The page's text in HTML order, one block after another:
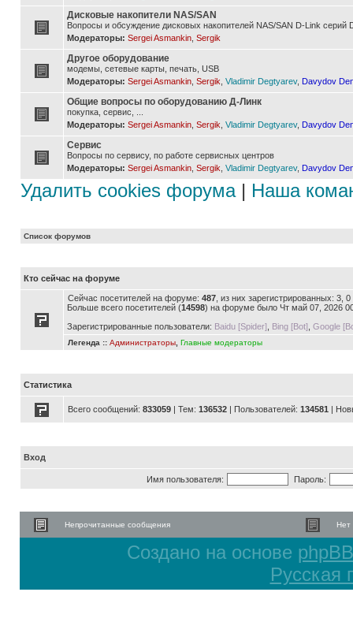
Дисковые накопители NAS/SAN
Вопросы и обсуждение дисковых накопителей NAS/SAN D-Link серий
Модераторы: Sergei Asmankin Sergik
Другое оборудование
модемы, сетевые карты, печать, USB
Модераторы: Sergei Asmankin Sergik Vladimir Degtyarev, Davydov
Общие вопросы по оборудованию Д-Линк
покупка, сервис, ...
Модераторы: Sergei Asmankin Sergik Vladimir Degtyarev, Davydov
Сервис
Вопросы по сервису, по работе сервисных центров
Модераторы: Sergei Asmankin Sergik Vladimir Degtyarev, Davydov
Удалить cookies форума| Наша
Список форумов
Кто сейчас на форуме
Сейчас посетителей на форуме: 487 , из них зарегистрированных: 3,
Больше всего посетителей (14598) на форуме было Чт май 07, 2026
Зарегистрированные пользователи: Baidu [Spider] Bing [Bot] Google
Легенда :: Администраторы Главные модераторы
Статистика
Всего сообщений: 833059 | Тем: 136532 | Пользователей: 134581 |
Вход
Имя пользователя: Пароль:
Непрочитанные сообщения Нет
Создано на основе phpBB
Русская